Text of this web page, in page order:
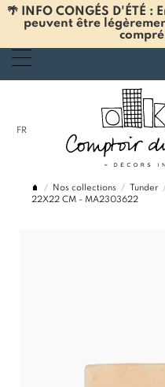
🌴 INFO CONGÉS D'ÉTÉ
peuvent être
FR
Nos collections Tunder
22X22 CM - MA2303622